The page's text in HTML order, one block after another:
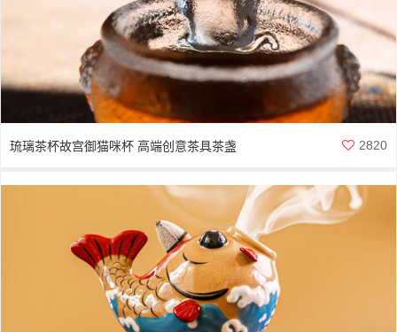
琉璃茶杯故宫御猫咪杯 高端创意茶具茶盏 2820